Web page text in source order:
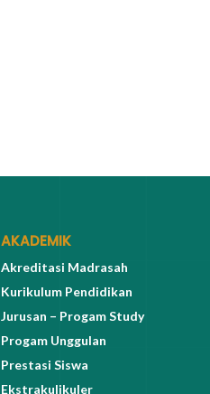
AKADEMIK
Akreditasi Madrasah
Kurikulum Pendidikan
Jurusan – Progam Study
Progam Unggulan
Prestasi Siswa
Ekstrakulikuler